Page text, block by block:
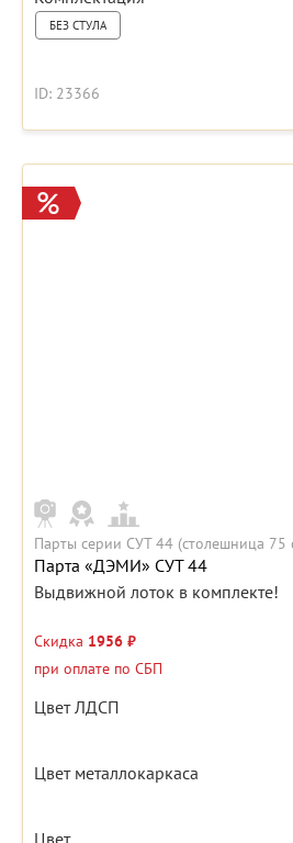
БЕЗ СТУЛА
ID: 23366
Парты серии СУТ 44 (столешница 75
Парта «ДЭМИ» СУТ 44
Выдвижной лоток в комплекте!
Скидка 1956 ₽
при оплате по СБП
Цвет ЛДСП
Цвет металлокаркаса